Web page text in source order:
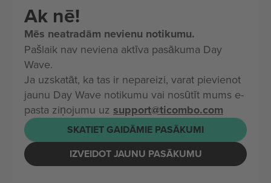
Ak nē!
Mēs neatradām nevienu notikumu.
Pašlaik nav neviena aktīva pasākuma Day
Wave.
Ja uzskatāt, ka tas ir nepareizi, varat pievienot
jaunu Day Wave notikumu vai nosūtīt mums e-
pasta ziņojumu uz support@ticombo.com
SKATIET GAIDĀMIE PASĀKUMI
IZVEIDOT JAUNU PASĀKUMU